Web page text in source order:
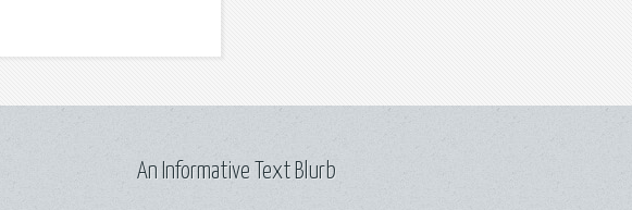
An Informative Text Blurb